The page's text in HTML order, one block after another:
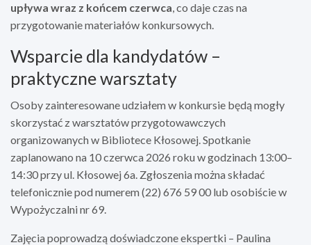
upływa wraz z końcem czerwca, co daje czas na
przygotowanie materiałów konkursowych.
Wsparcie dla kandydatów –
praktyczne warsztaty
Osoby zainteresowane udziałem w konkursie będą mogły
skorzystać z warsztatów przygotowawczych
organizowanych w Bibliotece Kłosowej. Spotkanie
zaplanowano na 10 czerwca 2026 roku w godzinach 13:00–
14:30 przy ul. Kłosowej 6a. Zgłoszenia można składać
telefonicznie pod numerem (22) 676 59 00 lub osobiście w
Wypożyczalni nr 69.
Zajęcia poprowadzą doświadczone ekspertki – Paulina